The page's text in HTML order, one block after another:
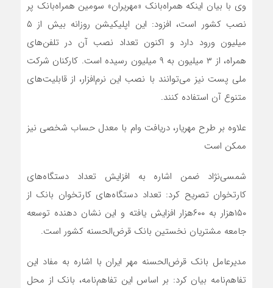
وی با بیان اینکه همراه‌بانک «مهریران» سومین همراه‌بانک پر
نصب کشور است، افزود: این اپلیکیشن روزانه بیش از ۵
میلیون ورود دارد و اکنون تعداد نصب آن در تلفن‌های
همراه، از ۳ میلیون به ۹ میلیون رسیده است. کارکنان شرکت
ملی پست نیز می‌توانند با نصب این نرم‌افزار، از قابلیت‌های
متنوع آن استفاده کنند.
علاوه بر طرح مهریار،‌ دریافت وام با معدل حساب شخصی نیز
ممکن است
شمسی‌نژاد ضمن اشاره به افزایش تعداد دستگاه‌های
کارتخوان تصریح کرد: تعداد دستگاه‌های کارتخوان بانک از
۱۵۰هزار به ۶۰۰هزار افزایش یافته و این نشان‌ دهنده توسعه
جامعه مشتریان نخستین بانک قرض‌الحسنه کشور است.
مدیرعامل بانک قرض‌الحسنه مهر ایران با اشاره به مفاد این
تفاهم‌نامه بیان کرد: بر اساس این تفاهم‌نامه، بانک از محل